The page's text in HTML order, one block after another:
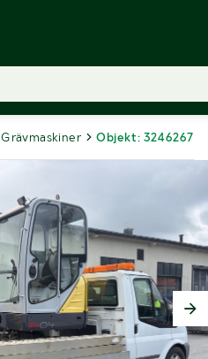
Grävmaskiner Objekt: 3246267